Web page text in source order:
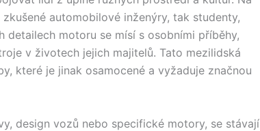
automobilové inženýry, tak studenty,
motoru se mísí s osobními příběhy,
v životech jejich majitelů. Tato mezilidská
které je jinak osamocené a vyžaduje značnou
design vozů nebo specifické motory, se stávají